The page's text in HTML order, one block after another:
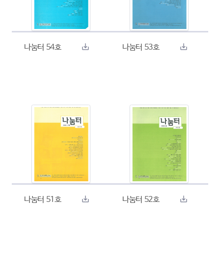
나눔터 54호 나눔터 53호
나눔터 51호 나눔터 52호